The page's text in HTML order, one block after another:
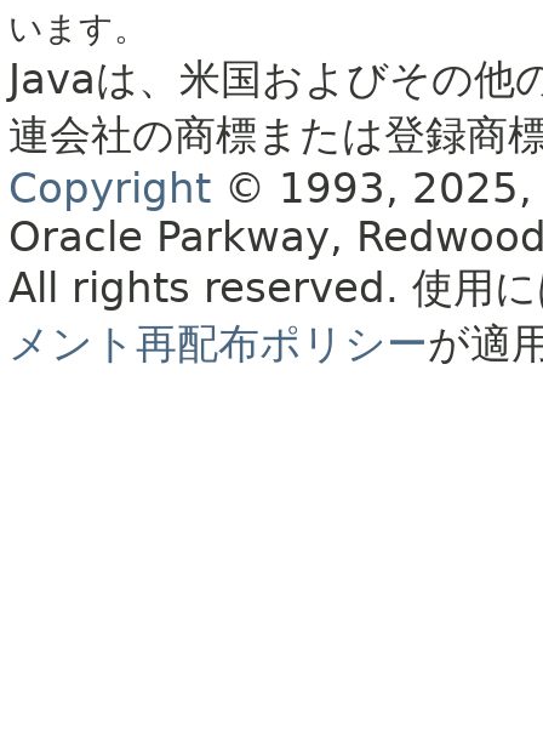
います。
Javaは、米国およびその
連会社の商標または登録商
Copyright © 1993, 2025,
Oracle Parkway,
All rights reserved. 使用
メント再配布ポリシーが適